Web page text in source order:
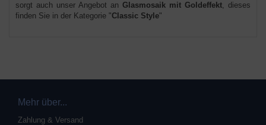
sorgt auch unser Angebot an Glasmosaik mit Goldeffekt, dieses
finden Sie in der Kategorie "Classic Style"
Mehr über...
Zahlung & Versand